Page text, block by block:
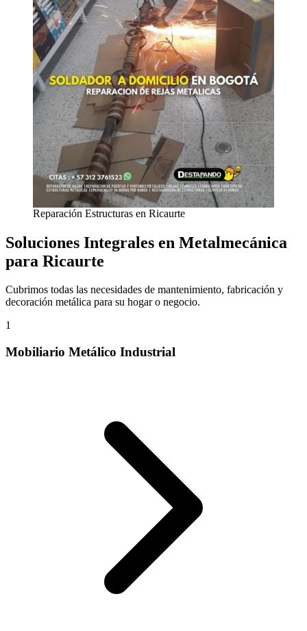
Reparación Estructuras en Ricaurte
Soluciones Integrales en Metalmecánica
para Ricaurte
Cubrimos todas las necesidades de mantenimiento, fabricación y
decoración metálica para su hogar o negocio.
1
Mobiliario Metálico Industrial